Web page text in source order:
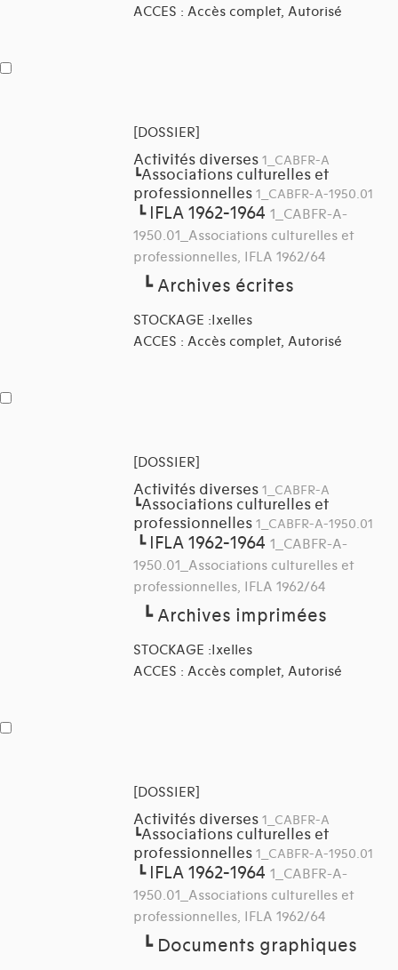
ACCES : Accès complet, Autorisé
[DOSSIER]
Activités diverses 1_CABFR-A
┗Associations culturelles et
professionnelles 1_CABFR-A-1950.01
┗ IFLA 1962-1964 1_CABFR-A-
1950.01_Associations culturelles et
professionnelles, IFLA 1962/64
┗Archives écrites
STOCKAGE :Ixelles
ACCES : Accès complet, Autorisé
[DOSSIER]
Activités diverses 1_CABFR-A
┗Associations culturelles et
professionnelles 1_CABFR-A-1950.01
┗ IFLA 1962-1964 1_CABFR-A-
1950.01_Associations culturelles et
professionnelles, IFLA 1962/64
┗Archives imprimées
STOCKAGE :Ixelles
ACCES : Accès complet, Autorisé
[DOSSIER]
Activités diverses 1_CABFR-A
┗Associations culturelles et
professionnelles 1_CABFR-A-1950.01
┗ IFLA 1962-1964 1_CABFR-A-
1950.01_Associations culturelles et
professionnelles, IFLA 1962/64
┗Documents graphiques